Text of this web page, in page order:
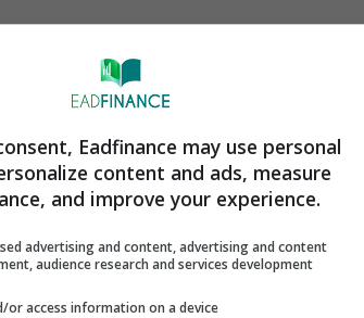
aux Personnes en Situation de Handicap
Eadfinance may use personal
content and ads, measure
and improve your experience.
advertising and content, advertising and content
audience research and services development
or access information on a device